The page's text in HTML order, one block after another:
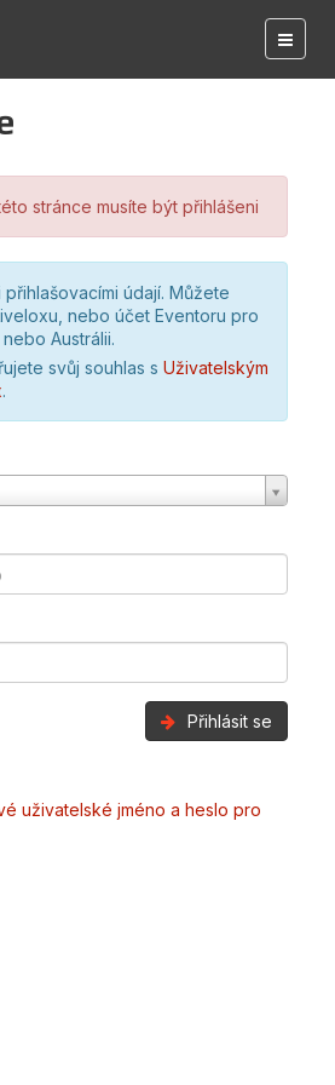
stránce musíte být přihlášeni
přihlašovacími údají. Můžete
nebo účet Eventoru pro
Austrálii.
svůj souhlas s Uživatelským
.
Přihlásit se
uživatelské jméno a heslo pro